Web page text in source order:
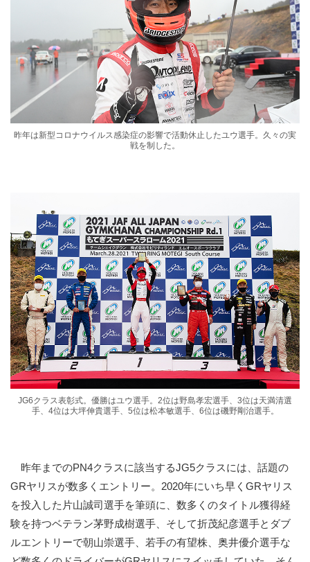
昨年は新型コロナウイルス感染症の影響で活動休止したユウ選手。久々の実
戦を制した。
JG6クラス表彰式。優勝はユウ選手。2位は野島孝宏選手、3位は天満清選
手、4位は大坪伸貴選手、5位は松本敏選手、6位は磯野剛治選手。
昨年までのPN4クラスに該当するJG5クラスには、話題の
GRヤリスが数多くエントリー。2020年にいち早くGRヤリス
を投入した片山誠司選手を筆頭に、数多くのタイトル獲得経
験を持つベテラン茅野成樹選手、そして折茂紀彦選手とダブ
ルエントリーで朝山崇選手、若手の有望株、奥井優介選手な